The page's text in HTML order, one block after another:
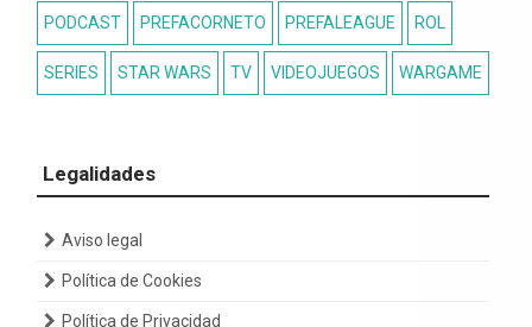
PODCAST PREFACORNETO PREFALEAGUE ROL
SERIES STAR WARS TV VIDEOJUEGOS WARGAME
Legalidades
Aviso legal
Política de Cookies
Política de Privacidad